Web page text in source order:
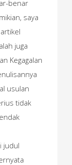
benar
saya
juga
Kegagalan
usulan
tidak
judul